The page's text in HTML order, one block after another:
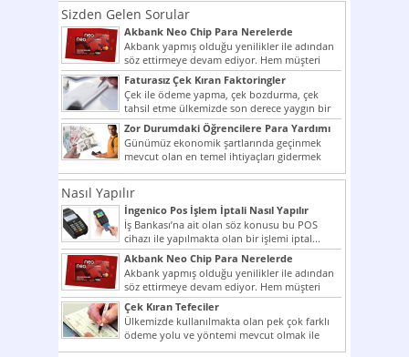
Sizden Gelen Sorular
Akbank Neo Chip Para Nerelerde
Kullanılır?
Akbank yapmış olduğu yenilikler ile adından
söz ettirmeye devam ediyor. Hem müşteri
potansiyelini arttırmak hem...
Faturasız Çek Kıran Faktoringler
Çek ile ödeme yapma, çek bozdurma, çek
tahsil etme ülkemizde son derece yaygın bir
şekilde...
Zor Durumdaki Öğrencilere Para Yardımı
Günümüz ekonomik şartlarında geçinmek
mevcut olan en temel ihtiyaçları gidermek
dahi son derece zor olmak...
Nasıl Yapılır
İngenico Pos İşlem İptali Nasıl Yapılır
İş Bankası’na ait olan söz konusu bu POS
cihazı ile yapılmakta olan bir işlemi iptal...
Akbank Neo Chip Para Nerelerde
Kullanılır?
Akbank yapmış olduğu yenilikler ile adından
söz ettirmeye devam ediyor. Hem müşteri
potansiyelini arttırmak hem...
Çek Kıran Tefeciler
Ülkemizde kullanılmakta olan pek çok farklı
ödeme yolu ve yöntemi mevcut olmak ile
beraber bunlar...